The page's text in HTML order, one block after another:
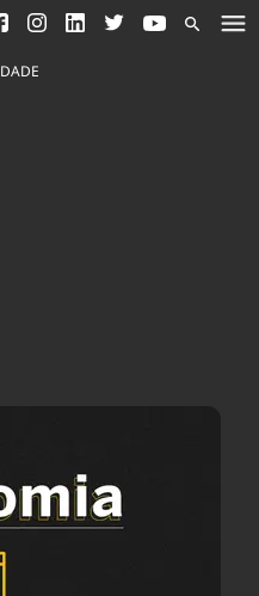
Saneamento
Indicadores
Podcast
Política
Saúde